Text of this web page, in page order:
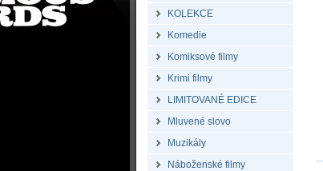
KOLEKCE
Komedie
Komiksové filmy
Krimi filmy
LIMITOVANÉ EDICE
Mluvené slovo
Muzikály
Náboženské filmy